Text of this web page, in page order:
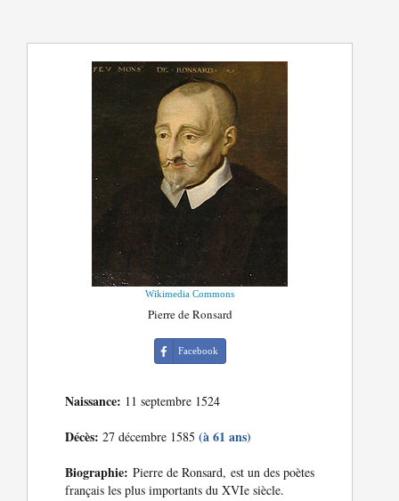
Wikimedia Commons
Pierre de Ronsard
Facebook
Naissance: 11 septembre 1524
Décès: 27 décembre 1585(à 61 ans)
Biographie: Pierre de Ronsard, est un des poètes
français les plus importants du XVIe siècle.